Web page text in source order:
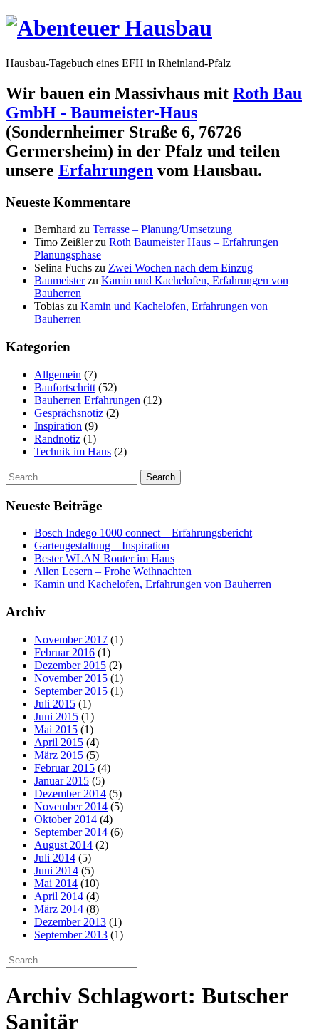
Hausbau-Tagebuch eines EFH in Rheinland-Pfalz
Wir bauen ein Massivhaus mit Roth Bau
GmbH - Baumeister-Haus
(Sondernheimer Straße 6, 76726
Germersheim) in der Pfalz und teilen
unsere Erfahrungen vom Hausbau.
Neueste Kommentare
Bernhard zu Terrasse – Planung/Umsetzung
Timo Zeißlerzu Roth Baumeister Haus – Erfahrungen
Planungsphase
Selina Fuchs zu Zwei Wochen nach dem Einzug
Baumeisterzu Kamin und Kachelofen, Erfahrungen von
Bauherren
Tobias zu Kamin und Kachelofen, Erfahrungen von
Bauherren
Kategorien
Allgemein (7)
Baufortschritt (52)
Bauherren Erfahrungen (12)
Gesprächsnotiz (2)
Inspiration (9)
Randnotiz (1)
Technik im Haus (2)
Search
for:
Neueste Beiträge
Bosch Indego 1000 connect – Erfahrungsbericht
Gartengestaltung – Inspiration
Bester WLAN Router im Haus
Allen Lesern – Frohe Weihnachten
Kamin und Kachelofen, Erfahrungen von Bauherren
Archiv
November 2017 (1)
Februar 2016 (1)
Dezember 2015 (2)
November 2015 (1)
September 2015 (1)
Juli 2015 (1)
Juni 2015 (1)
Mai 2015 (1)
April 2015 (4)
März 2015 (5)
Februar 2015 (4)
Januar 2015 (5)
Dezember 2014 (5)
November 2014 (5)
Oktober 2014 (4)
September 2014 (6)
August 2014 (2)
Juli 2014 (5)
Juni 2014 (5)
Mai 2014 (10)
April 2014 (4)
März 2014 (8)
Dezember 2013 (1)
September 2013 (1)
Archiv Schlagwort: Butscher
Sanitär